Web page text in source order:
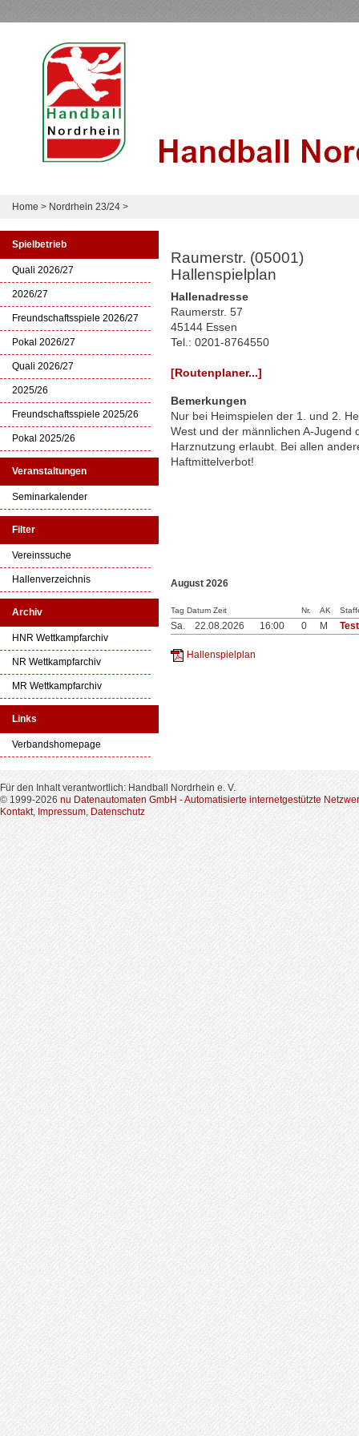
Home > Nordrhein 23/24 >
Spielbetrieb
Quali 2026/27
2026/27
Freundschaftsspiele 2026/27
Pokal 2026/27
Quali 2026/27
2025/26
Freundschaftsspiele 2025/26
Pokal 2025/26
Veranstaltungen
Seminarkalender
Filter
Vereinssuche
Hallenverzeichnis
Archiv
HNR Wettkampfarchiv
NR Wettkampfarchiv
MR Wettkampfarchiv
Links
Verbandshomepage
Raumerstr. (05001)
Hallenspielplan
Hallenadresse
Raumerstr. 57
45144 Essen
Tel.: 0201-8764550
[Routenplaner...]
Bemerkungen
Nur bei Heimspielen der 1. und 2.
West und der männlichen A-Jugend
Harznutzung erlaubt. Bei allen
Haftmittelverbot!
August 2026
Tag Datum Zeit Nr. AK
Sa. 22.08.2026 16:00 0 M
Hallenspielplan
Für den Inhalt verantwortlich: Handball Nordrhein e. V.
© 1999-2026 nu Datenautomaten GmbH - Automatisierte internetgestützte
Kontakt, Impressum, Datenschutz